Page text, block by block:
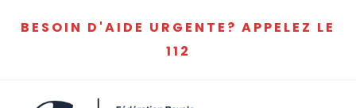
BESOIN D'AIDE URGENTE? APPELEZ LE
112